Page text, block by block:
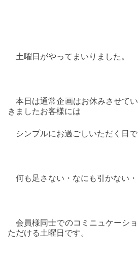
土曜日がやってまいりました。
本日は通常企画はお休みさせて
きましたお客様には
シンプルにお過ごしいただく日で
何も足さない・なにも引かない・
会員様同士でのコミニュケーシ
ただける土曜日です。